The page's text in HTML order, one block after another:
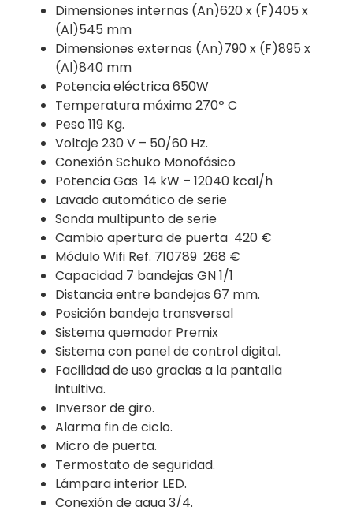
Dimensiones internas (An)620 x (F)405 x
(Al)545 mm
Dimensiones externas (An)790 x (F)895 x
(Al)840 mm
Potencia eléctrica 650W
Temperatura máxima270º C
Peso 119 Kg.
Voltaje 230 V – 50/60 Hz.
ConexiónSchuko Monofásico
Potencia Gas 14 kW – 12040 kcal/h
Lavado automático de serie
Sonda multipunto de serie
Cambio apertura de puerta 420 €
Módulo Wifi Ref. 710789 268 €
Capacidad 7 bandejas GN 1/1
Distancia entre bandejas 67 mm.
Posición bandeja transversal
Sistema quemador Premix
Sistema con panel de control digital.
Facilidad de uso gracias a la pantalla
intuitiva.
Inversor de giro.
Alarma fin de ciclo.
Micro de puerta.
Termostato de seguridad.
Lámpara interior LED.
Conexión de agua 3/4.